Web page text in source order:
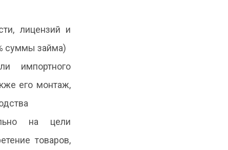
лицензий и
суммы займа)
импортного
его монтаж,
на цели
товаров,